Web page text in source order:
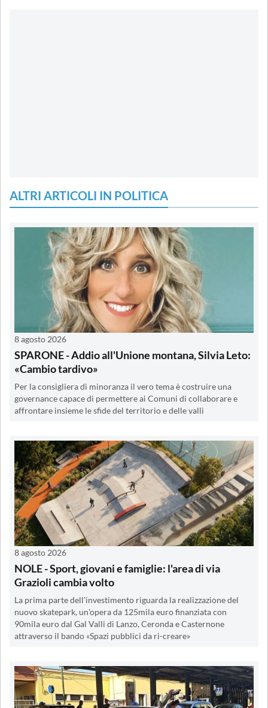
ALTRI ARTICOLI IN POLITICA
8 agosto 2026
SPARONE - Addio all'Unione montana, Silvia Leto:
«Cambio tardivo»
Per la consigliera di minoranza il vero tema è costruire una
governance capace di permettere ai Comuni di collaborare e
affrontare insieme le sfide del territorio e delle valli
8 agosto 2026
NOLE - Sport, giovani e famiglie: l'area di via
Grazioli cambia volto
La prima parte dell'investimento riguarda la realizzazione del
nuovo skatepark, un'opera da 125mila euro finanziata con
90mila euro dal Gal Valli di Lanzo, Ceronda e Casternone
attraverso il bando «Spazi pubblici da ri-creare»